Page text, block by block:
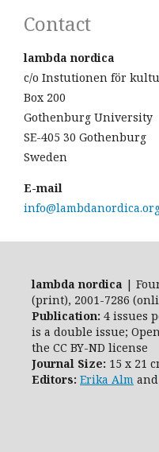
Contact
lambda nordica
c/o Instutionen för
Box 200
Gothenburg University
SE-405 30 Gothenburg
Sweden
E-mail
lambda nordica |
(print), 2001-7286
Publication: 4 issues
is a double issue;
the CC BY-ND license
Journal Size: 15 x 21
Editors: Erika Alm and